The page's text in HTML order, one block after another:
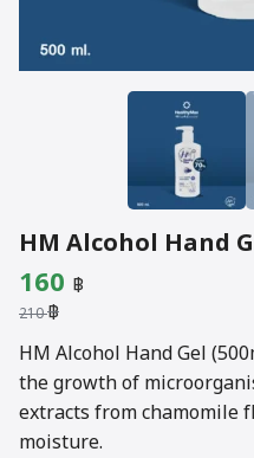
HM Alcohol Hand
210฿
Original
price
was:
210 ฿.
160 ฿
is:
160 ฿.
HM Alcohol Hand Gel
the growth of
extracts from chamomile
moisture.